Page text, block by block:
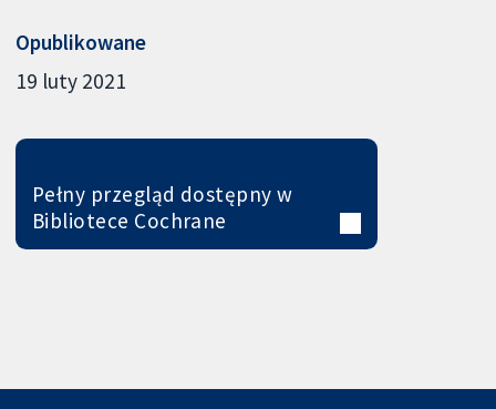
Opublikowane
19 luty 2021
Pełny przegląd dostępny w
Bibliotece Cochrane